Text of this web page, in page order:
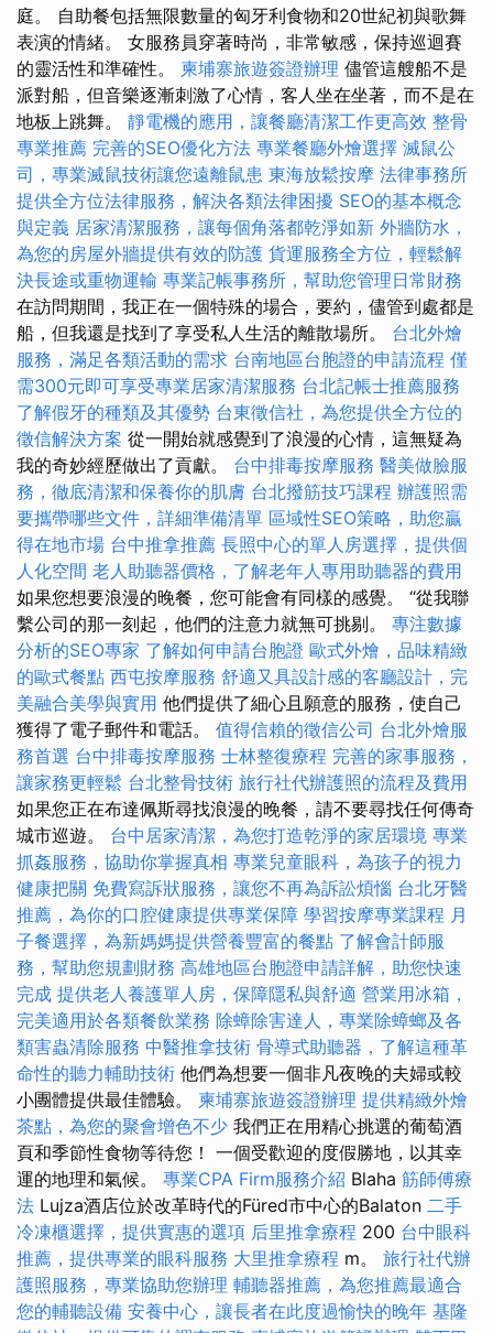
庭。 自助餐包括無限數量的匈牙利食物和20世紀初與歌舞
表演的情緒。 女服務員穿著時尚，非常敏感，保持巡迴賽
的靈活性和準確性。 柬埔寨旅遊簽證辦理 儘管這艘船不是
派對船，但音樂逐漸刺激了心情，客人坐在坐著，而不是在
地板上跳舞。 靜電機的應用，讓餐廳清潔工作更高效 整骨
專業推薦 完善的SEO優化方法 專業餐廳外燴選擇 滅鼠公
司，專業滅鼠技術讓您遠離鼠患 東海放鬆按摩 法律事務所
提供全方位法律服務，解決各類法律困擾 SEO的基本概念
與定義 居家清潔服務，讓每個角落都乾淨如新 外牆防水，
為您的房屋外牆提供有效的防護 貨運服務全方位，輕鬆解
決長途或重物運輸 專業記帳事務所，幫助您管理日常財務
在訪問期間，我正在一個特殊的場合，要約，儘管到處都是
船，但我還是找到了享受私人生活的離散場所。 台北外燴
服務，滿足各類活動的需求 台南地區台胞證的申請流程 僅
需300元即可享受專業居家清潔服務 台北記帳士推薦服務
了解假牙的種類及其優勢 台東徵信社，為您提供全方位的
徵信解決方案 從一開始就感覺到了浪漫的心情，這無疑為
我的奇妙經歷做出了貢獻。 台中排毒按摩服務 醫美做臉服
務，徹底清潔和保養你的肌膚 台北撥筋技巧課程 辦護照需
要攜帶哪些文件，詳細準備清單 區域性SEO策略，助您贏
得在地市場 台中推拿推薦 長照中心的單人房選擇，提供個
人化空間 老人助聽器價格，了解老年人專用助聽器的費用
如果您想要浪漫的晚餐，您可能會有同樣的感覺。 “從我聯
繫公司的那一刻起，他們的注意力就無可挑剔。 專注數據
分析的SEO專家 了解如何申請台胞證 歐式外燴，品味精緻
的歐式餐點 西屯按摩服務 舒適又具設計感的客廳設計，完
美融合美學與實用 他們提供了細心且願意的服務，使自己
獲得了電子郵件和電話。 值得信賴的徵信公司 台北外燴服
務首選 台中排毒按摩服務 士林整復療程 完善的家事服務，
讓家務更輕鬆 台北整骨技術 旅行社代辦護照的流程及費用
如果您正在布達佩斯尋找浪漫的晚餐，請不要尋找任何傳奇
城市巡遊。 台中居家清潔，為您打造乾淨的家居環境 專業
抓姦服務，協助你掌握真相 專業兒童眼科，為孩子的視力
健康把關 免費寫訴狀服務，讓您不再為訴訟煩惱 台北牙醫
推薦，為你的口腔健康提供專業保障 學習按摩專業課程 月
子餐選擇，為新媽媽提供營養豐富的餐點 了解會計師服
務，幫助您規劃財務 高雄地區台胞證申請詳解，助您快速
完成 提供老人養護單人房，保障隱私與舒適 營業用冰箱，
完美適用於各類餐飲業務 除蟑除害達人，專業除蟑螂及各
類害蟲清除服務 中醫推拿技術 骨導式助聽器，了解這種革
命性的聽力輔助技術 他們為想要一個非凡夜晚的夫婦或較
小團體提供最佳體驗。 柬埔寨旅遊簽證辦理 提供精緻外燴
茶點，為您的聚會增色不少 我們正在用精心挑選的葡萄酒
頁和季節性食物等待您！ 一個受歡迎的度假勝地，以其幸
運的地理和氣候。 專業CPA Firm服務介紹 Blaha 筋師傅療
法 Lujza酒店位於改革時代的Füred市中心的Balaton 二手
冷凍櫃選擇，提供實惠的選項 后里推拿療程 200 台中眼科
推薦，提供專業的眼科服務 大里推拿療程 m。 旅行社代辦
護照服務，專業協助您辦理 輔聽器推薦，為您推薦最適合
您的輔聽設備 安養中心，讓長者在此度過愉快的晚年 基隆